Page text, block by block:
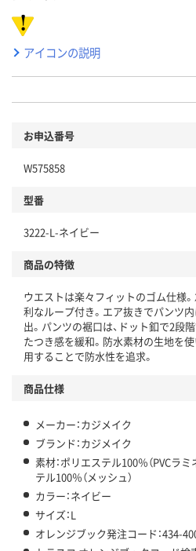
アイコンの説明
お申込番号
W575858
型番
3222-L-ネイビー
商品の特徴
ウエストは楽々フィットのゴム仕様
利なループ付き。エア抜きでパンツ
出。パンツの裾口は、ドット釦で2段
たつき感を緩和。防水素材の生地を
用することで防水性を追求。
商品仕様
メーカー：カジメイク
ブランド：カジメイク
素材：ポリエステル100％（PVCラ
テル100％（メッシュ）
カラー：ネイビー
サイズ：L
オレンジブック発注コード：434-